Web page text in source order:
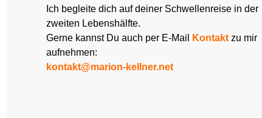
Ich begleite dich auf deiner Schwellenreise in der
zweiten Lebenshälfte.
Gerne kannst Du auch per E-Mail
Kontakt zu mir
aufnehmen:
kontakt@marion-kellner.net